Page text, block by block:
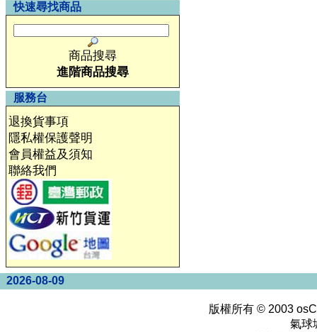
快速尋找商品
商品搜尋
進階商品搜尋
服務台
退換貨事項
隱私權保護聲明
會員權益及須知
聯絡我們
2026-08-09
版權所有 © 2003
氣球